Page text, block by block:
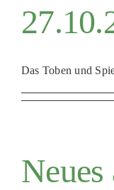
Das Toben und
Neues